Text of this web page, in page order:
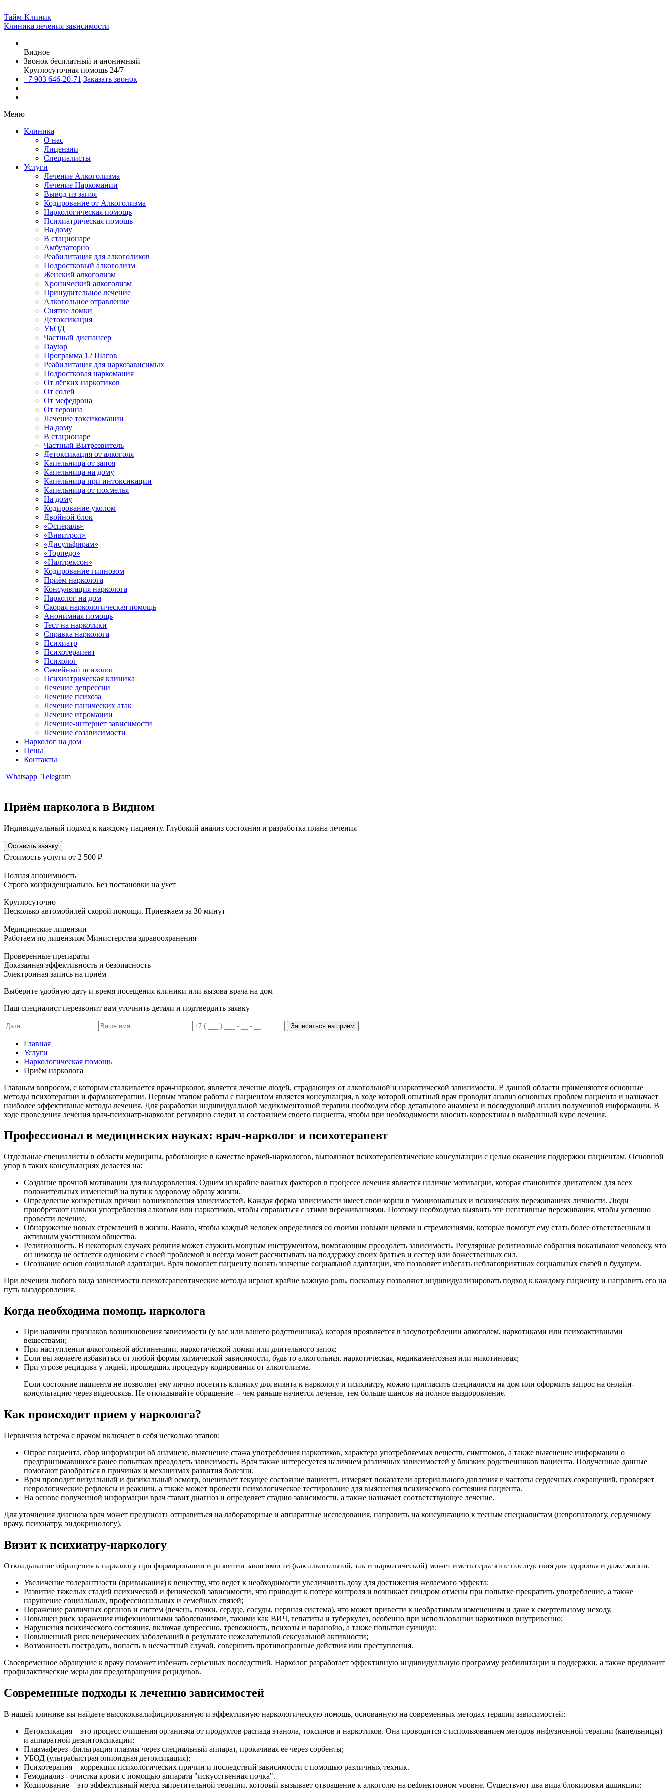
Тайм-Клиник
Клиника лечения зависимости
Видное
Звонок бесплатный и анонимный
Круглосуточная помощь 24/7
+7 903 646-20-71 Заказать звонок
Меню
Клиника
О нас
Лицензии
Специалисты
Услуги
Лечение Алкоголизма
Лечение Наркомании
Вывод из запоя
Кодирование от Алкоголизма
Наркологическая помощь
Психиатрическая помощь
На дому
В стационаре
Амбулаторно
Реабилитация для алкоголиков
Подростковый алкоголизм
Женский алкоголизм
Хронический алкоголизм
Принудительное лечение
Алкогольное отравление
Снятие ломки
Детоксикация
УБОД
Частный диспансер
Daytop
Программа 12 Шагов
Реабилитация для наркозависимых
Подростковая наркомания
От лёгких наркотиков
От солей
От мефедрона
От героина
Лечение токсикомании
На дому
В стационаре
Частный Вытрезвитель
Детоксикация от алкоголя
Капельница от запоя
Капельница на дому
Капельница при интоксикации
Капельница от похмелья
На дому
Кодирование уколом
Двойной блок
«Эспераль»
«Вивитрол»
«Дисульфирам»
«Торпедо»
«Налтрексон»
Кодирование гипнозом
Приём нарколога
Консультация нарколога
Нарколог на дом
Скорая наркологическая помощь
Анонимная помощь
Тест на наркотики
Справка нарколога
Психиатр
Психотерапевт
Психолог
Семейный психолог
Психиатрическая клиника
Лечение депрессии
Лечение психоза
Лечение панических атак
Лечение игромании
Лечение-интернет зависимости
Лечение созависимости
Нарколог на дом
Цены
Контакты
Whatsapp Telegram
Приём нарколога в Видном
Индивидуальный подход к каждому пациенту. Глубокий анализ состояния и разработка плана лечения
Оставить заявку
Стоимость услуги от 2 500 ₽
Полная анонимность
Строго конфиденциально. Без постановки на учет
Круглосуточно
Несколько автомобилей скорой помощи. Приезжаем за 30 минут
Медицинские лицензии
Работаем по лицензиям Министерства здравоохранения
Проверенные препараты
Доказанная эффективность и безопасность
Электронная запись на приём
Выберите удобную дату и время посещения клиники или вызова врача на дом
Наш специалист перезвонит вам уточнить детали и подтвердить заявку
Записаться на приём
Главная
Услуги
Наркологическая помощь
Приём нарколога
Главным вопросом, с которым сталкивается врач-нарколог, является лечение людей, страдающих от алкогольной и наркотической зависимости. В данной области применяются основные
методы психотерапии и фармакотерапии. Первым этапом работы с пациентом является консультация, в ходе которой опытный врач проводит анализ основных проблем пациента и назначает
наиболее эффективные методы лечения. Для разработки индивидуальной медикаментозной терапии необходим сбор детального анамнеза и последующий анализ полученной информации. В
ходе проведения лечения врач-психиатр-нарколог регулярно следит за состоянием своего пациента, чтобы при необходимости вносить коррективы в выбранный курс лечения.
Профессионал в медицинских науках: врач-нарколог и психотерапевт
Отдельные специалисты в области медицины, работающие в качестве врачей-наркологов, выполняют психотерапевтические консультации с целью окажения поддержки пациентам. Основной
упор в таких консультациях делается на:
Создание прочной мотивации для выздоровления. Одним из крайне важных факторов в процессе лечения является наличие мотивации, которая становится двигателем для всех
положительных изменений на пути к здоровому образу жизни.
Определение конкретных причин возникновения зависимостей. Каждая форма зависимости имеет свои корни в эмоциональных и психических переживаниях личности. Люди
приобретают навыки употребления алкоголя или наркотиков, чтобы справиться с этими переживаниями. Поэтому необходимо выявить эти негативные переживания, чтобы успешно
провести лечение.
Обнаружение новых стремлений в жизни. Важно, чтобы каждый человек определился со своими новыми целями и стремлениями, которые помогут ему стать более ответственным и
активным участником общества.
Религиозность. В некоторых случаях религия может служить мощным инструментом, помогающим преодолеть зависимость. Регулярные религиозные собрания показывают человеку, что
он никогда не остается одиноким с своей проблемой и всегда может рассчитывать на поддержку своих братьев и сестер или божественных сил.
Осознание основ социальной адаптации. Врач помогает пациенту понять значение социальной адаптации, что позволяет избегать неблагоприятных социальных связей в будущем.
При лечении любого вида зависимости психотерапевтические методы играют крайне важную роль, поскольку позволяют индивидуализировать подход к каждому пациенту и направить его на
путь выздоровления.
Когда необходима помощь нарколога
При наличии признаков возникновения зависимости (у вас или вашего родственника), которая проявляется в злоупотреблении алкоголем, наркотиками или психоактивными
веществами;
При наступлении алкогольной абстиненции, наркотической ломки или длительного запоя;
Если вы желаете избавиться от любой формы химической зависимости, будь то алкогольная, наркотическая, медикаментозная или никотиновая;
При угрозе рецидива у людей, прошедших процедуру кодирования от алкоголизма.
Если состояние пациента не позволяет ему лично посетить клинику для визита к наркологу и психиатру, можно пригласить специалиста на дом или оформить запрос на онлайн-
консультацию через видеосвязь. Не откладывайте обращение -- чем раньше начнется лечение, тем больше шансов на полное выздоровление.
Как происходит прием у нарколога?
Первичная встреча с врачом включает в себя несколько этапов:
Опрос пациента, сбор информации об анамнезе, выяснение стажа употребления наркотиков, характера употребляемых веществ, симптомов, а также выяснение информации о
предпринимавшихся ранее попытках преодолеть зависимость. Врач также интересуется наличием различных зависимостей у близких родственников пациента. Полученные данные
помогают разобраться в причинах и механизмах развития болезни.
Врач проводит визуальный и физикальный осмотр, оценивает текущее состояние пациента, измеряет показатели артериального давления и частоты сердечных сокращений, проверяет
неврологические рефлексы и реакции, а также может провести психологическое тестирование для выяснения психического состояния пациента.
На основе полученной информации врач ставит диагноз и определяет стадию зависимости, а также назначает соответствующее лечение.
Для уточнения диагноза врач может предписать отправиться на лабораторные и аппаратные исследования, направить на консультацию к тесным специалистам (невропатологу, сердечному
врачу, психиатру, эндокринологу).
Визит к психиатру-наркологу
Откладывание обращения к наркологу при формировании и развитии зависимости (как алкогольной, так и наркотической) может иметь серьезные последствия для здоровья и даже жизни:
Увеличение толерантности (привыкания) к веществу, что ведет к необходимости увеличивать дозу для достижения желаемого эффекта;
Развитие тяжелых стадий психической и физической зависимости, что приводит к потере контроля и возникает синдром отмены при попытке прекратить употребление, а также
нарушение социальных, профессиональных и семейных связей;
Поражение различных органов и систем (печень, почки, сердце, сосуды, нервная система), что может привести к необратимым изменениям и даже к смертельному исходу.
Повышен риск заражения инфекционными заболеваниями, такими как ВИЧ, гепатиты и туберкулез, особенно при использовании наркотиков внутривенно;
Нарушения психического состояния, включая депрессию, тревожность, психозы и паранойю, а также попытки суицида;
Повышенный риск венерических заболеваний в результате нежелательной сексуальной активности;
Возможность пострадать, попасть в несчастный случай, совершить противоправные действия или преступления.
Своевременное обращение к врачу поможет избежать серьезных последствий. Нарколог разработает эффективную индивидуальную программу реабилитации и поддержки, а также предложит
профилактические меры для предотвращения рецидивов.
Современные подходы к лечению зависимостей
В нашей клинике вы найдете высококвалифицированную и эффективную наркологическую помощь, основанную на современных методах терапии зависимостей:
Детоксикация – это процесс очищения организма от продуктов распада этанола, токсинов и наркотиков. Она проводится с использованием методов инфузионной терапии (капельницы)
и аппаратной дезинтоксикации:
Плазмаферез -фильтрация плазмы через специальный аппарат, прокачивая ее через сорбенты;
УБОД (ультрабыстрая опиоидная детоксикация);
Психотерапия – коррекция психологических причин и последствий зависимости с помощью различных техник.
Гемодиализ - очистка крови с помощью аппарата "искусственная почка".
Кодирование – это эффективный метод запретительной терапии, который вызывает отвращение к алкоголю на рефлекторном уровне. Существуют два вида блокировки аддикции: